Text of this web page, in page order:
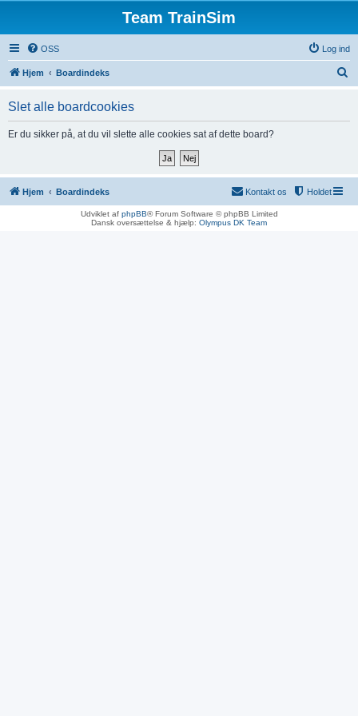
Team TrainSim
OSS Log ind
Hjem Boardindeks
Slet alle boardcookies
Er du sikker på, at du vil slette alle cookies sat af dette board?
Hjem Boardindeks Holdet
Kontakt os
Udviklet af phpBB® Forum Software © phpBB Limited
Dansk oversættelse & hjælp: Olympus DK Team